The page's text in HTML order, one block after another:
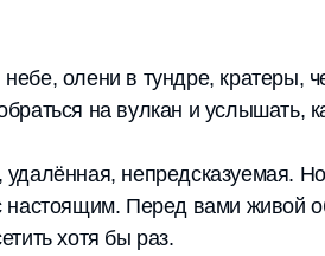
олени в тундре, кратеры,
на вулкан и услышать,
удалённая, непредсказуемая.
настоящим. Перед вами живой
хотя бы раз.